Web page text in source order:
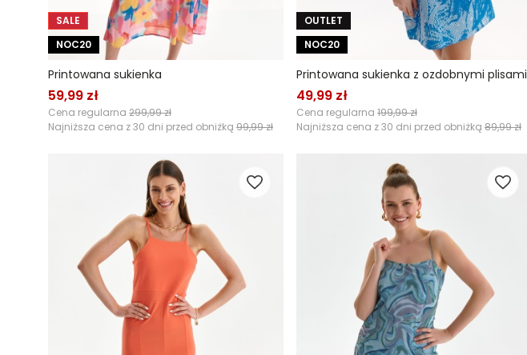
SALE
NOC20
Printowana sukienka
59,99 zł
Cena regularna 299,99 zł
Najniższa cena z 30 dni przed obniżką 99,99 zł
OUTLET
NOC20
Printowana sukienka z ozdobnymi plisami
49,99 zł
Cena regularna 199,99 zł
Najniższa cena z 30 dni przed obniżką 89,99 zł